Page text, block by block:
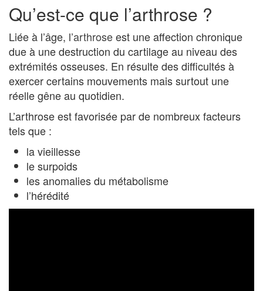
Qu’est-ce que l’arthrose ?
Liée à l’âge, l’arthroseest une affection chronique
due à une destruction du cartilage au niveau des
extrémités osseuses. En résulte des difficultés à
exercer certains mouvements mais surtout une
réelle gêne au quotidien.
L’arthrose est favorisée par de nombreux facteurs
tels que :
la vieillesse
le surpoids
les anomalies du métabolisme
l’hérédité